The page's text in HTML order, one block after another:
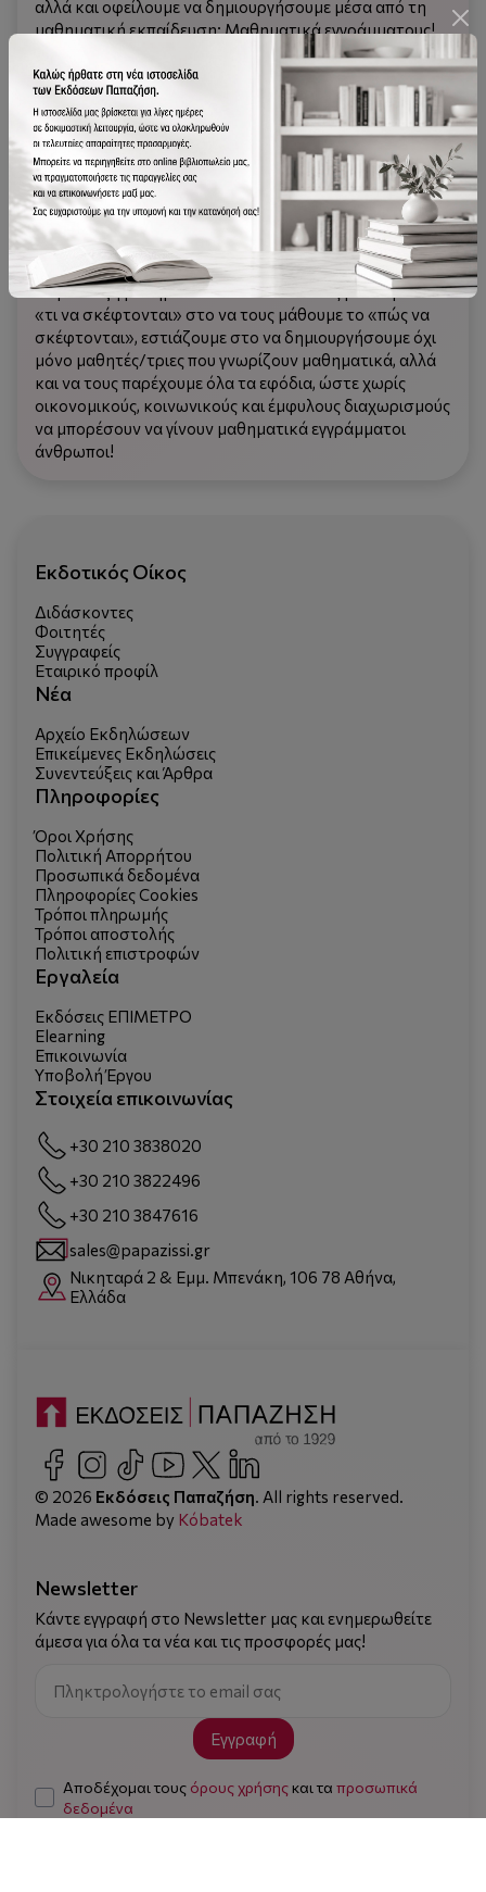
αλλά και οφείλουμε να δημιουργήσουμε μέσα από τη
μαθηματική εκπαίδευση; Μαθηματικά εγγράμματους!
Το βιβλίο αυτό επιδιώκει να προβληματίσει όλους/ες
τους/τις εμπλεκόμενους/ες με τη μαθηματική
εκπαίδευση αλλά και με την εκπαίδευση γενικότερα
προς μία κατεύθυνση η οποία συνδέει το σχολείο με την
κοινωνία και το μέλλον. Πώς, δηλαδή, μπορεί το
σχολείο να καλλιεργήσει και να ενισχύσει τις
ικανότητες των μαθητών/τριών, ώστε να αποτελέσουν
τους μελλοντικούς σκεπτόμενους, δημιουργικούς και
ενεργούς πολίτες που θέλουν να συμβαδίζουν με τις
εξελίξεις των καιρών; Μετατοπίζοντας το βάρος μέσα
σε μία τάξη μαθηματικών από το να τους μάθουμε το
«τι να σκέφτονται» στο να τους μάθουμε το «πώς να
σκέφτονται», εστιάζουμε στο να δημιουργήσουμε όχι
μόνο μαθητές/τριες που γνωρίζουν μαθηματικά, αλλά
και να τους παρέχουμε όλα τα εφόδια, ώστε χωρίς
οικονομικούς, κοινωνικούς και έμφυλους διαχωρισμούς
να μπορέσουν να γίνουν μαθηματικά εγγράμματοι
άνθρωποι!
Εκδοτικός Οίκος
Διδάσκοντες
Φοιτητές
Συγγραφείς
Εταιρικό προφίλ
Νέα
Αρχείο Εκδηλώσεων
Επικείμενες Εκδηλώσεις
Συνεντεύξεις και Άρθρα
Πληροφορίες
Όροι Χρήσης
Πολιτική Απορρήτου
Προσωπικά δεδομένα
Πληροφορίες Cookies
Τρόποι πληρωμής
Τρόποι αποστολής
Πολιτική επιστροφών
Εργαλεία
Εκδόσεις ΕΠΙΜΕΤΡΟ
Elearning
Επικοινωνία
Υποβολή Έργου
Στοιχεία επικοινωνίας
+30 210 3838020
+30 210 3822496
+30 210 3847616
sales@papazissi.gr
Νικηταρά 2 & Εμμ. Μπενάκη, 106 78 Αθήνα,
Ελλάδα
© 2026 Εκδόσεις Παπαζήση. All rights reserved.
Made awesome by Kόbatek
Newsletter
Κάντε εγγραφή στο Newsletter μας και ενημερωθείτε
άμεσα για όλα τα νέα και τις προσφορές μας!
Εγγραφή
Αποδέχομαι τους όρους χρήσηςκαι τα προσωπικά
δεδομένα